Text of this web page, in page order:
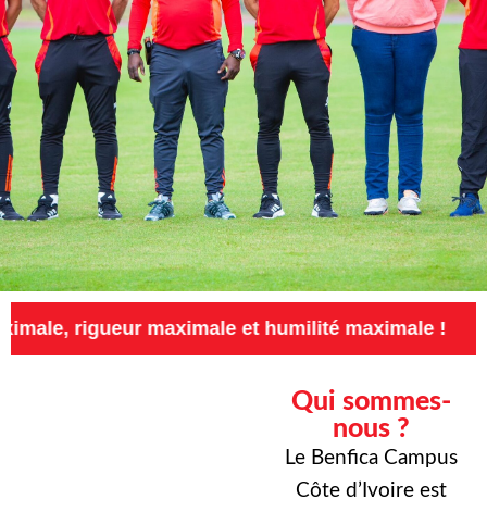
maximale et humilité maximale !
Qui sommes-
nous ?
Le Benfica Campus
Côte d’Ivoire est